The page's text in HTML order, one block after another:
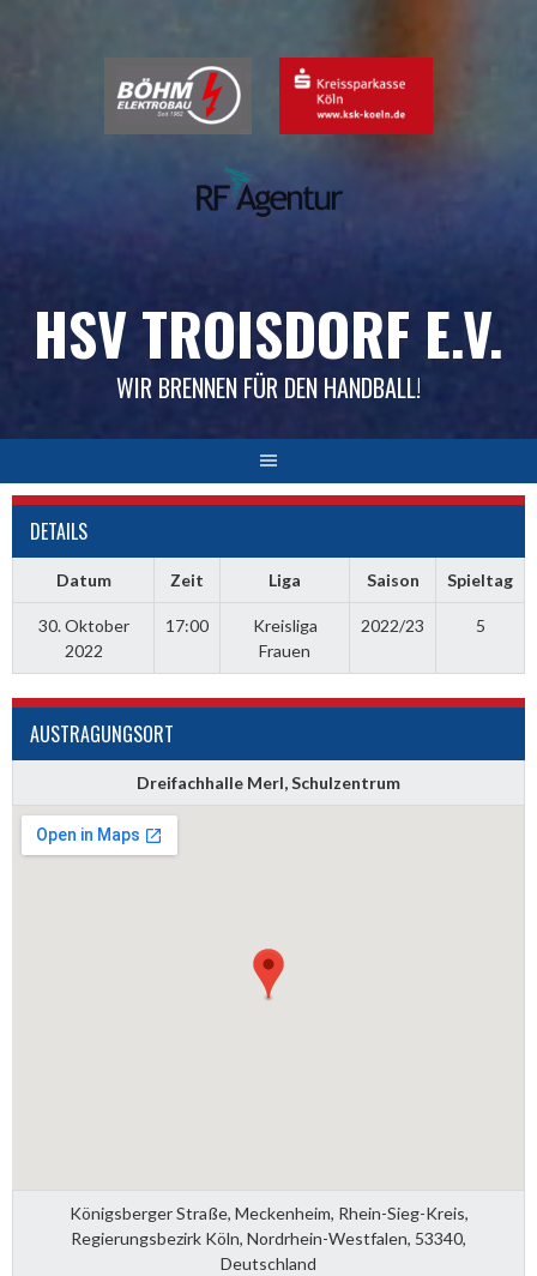
HSV TROISDORF E.V.
WIR BRENNEN FÜR DEN HANDBALL!
DETAILS
Datum Zeit Liga Saison Spieltag
30. Oktober
2022
17:00
Kreisliga
Frauen
2022/23 5
AUSTRAGUNGSORT
Dreifachhalle Merl, Schulzentrum
Königsberger Straße, Meckenheim, Rhein-Sieg-Kreis,
Regierungsbezirk Köln, Nordrhein-Westfalen, 53340,
Deutschland